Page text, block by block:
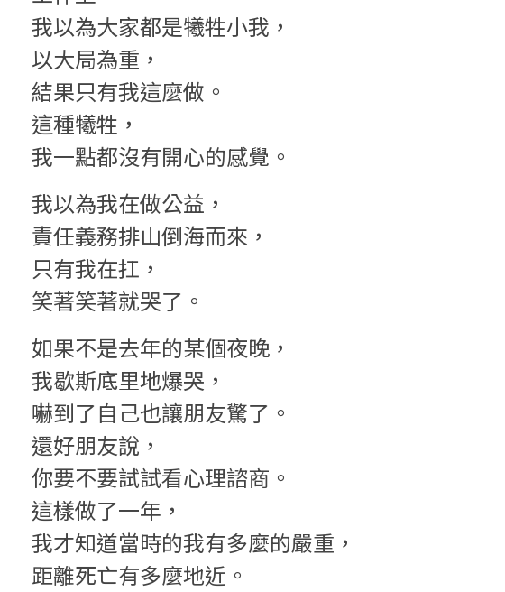
笑
憂
鬱
我以為大家都是犧牲小我，
以大局為重，
結果只有我這麼做。
這種犧牲，
我一點都沒有開心的感覺。
我以為我在做公益，
責任義務排山倒海而來，
只有我在扛，
笑著笑著就哭了。
如果不是去年的某個夜晚，
我歇斯底里地爆哭，
嚇到了自己也讓朋友驚了。
還好朋友說，
你要不要試試看心理諮商。
這樣做了一年，
我才知道當時的我有多麼的嚴重，
距離死亡有多麼地近。